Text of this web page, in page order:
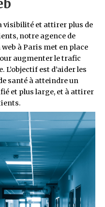
visibilité et attirer plus de
notre agence de
à Paris met en place
augmenter le trafic
est d’aider les
santé à atteindre un
et plus large, et à attirer